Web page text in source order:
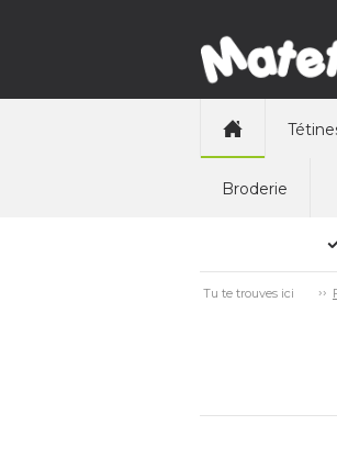
Broderie
Tu te trouves ici